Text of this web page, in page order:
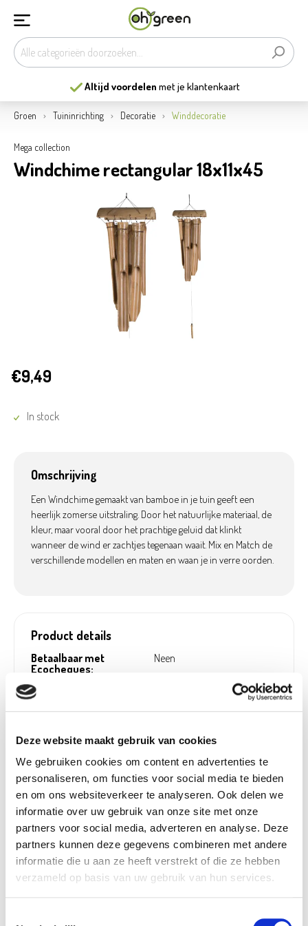
Deze website maakt gebruik van cookies
We gebruiken cookies om content en advertenties te
personaliseren, om functies voor social media te bieden
en om ons websiteverkeer te analyseren. Ook delen we
informatie over uw gebruik van onze site met onze
partners voor social media, adverteren en analyse. Deze
partners kunnen deze gegevens combineren met andere
informatie die u aan ze heeft verstrekt of die ze hebben
verzameld op basis van uw gebruik van hun services.
Altijd voordelen met je klantenkaart
Groen Tuininrichting Decoratie Winddecoratie
Mega collection
Windchime rectangular 18x11x45
€9,49
In stock
Omschrijving
Een Windchime gemaakt van bamboe in je tuin geeft een
heerlijk zomerse uitstraling. Door het natuurlijke materiaal, de
kleur, maar vooral door het prachtige geluid dat klinkt
wanneer de wind er zachtjes tegenaan waait. Mix en Match de
verschillende modellen en maten en waan je in verre oorden.
Product details
Betaalbaar met
Ecocheques:
Neen
Gewicht:
Hoogte (cm):
45 cm
Breedte (cm):
11 cm
Lengte (cm):
18 cm
Diameter (cm):
25,45 cm
Artikel nummer:
1035359
Verantwoordelijk marktdeelnemer in de EU !